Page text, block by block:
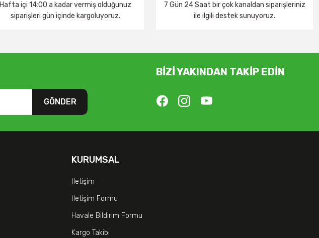
Hafta içi 14:00 a kadar vermiş olduğunuz
siparişleri gün içinde kargoluyoruz.
7 Gün 24 Saat bir çok kanaldan siparişleriniz
ile ilgili destek sunuyoruz.
GÖNDER
BİZİ YAKINDAN TAKİP EDİN
KURUMSAL
İletişim
İletişim Formu
Havale Bildirim Formu
Kargo Takibi